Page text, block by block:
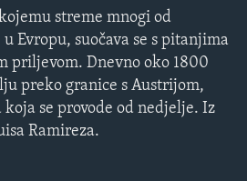
streme mnogi od
Evropu, suočava se s pitanjima
priljevom. Dnevno oko 1800
preko granice s Austrijom,
se provode od nedjelje. Iz
Ramireza.